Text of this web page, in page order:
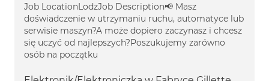
Job LocationLodzJob Description📢 Masz
doświadczenie w utrzymaniu ruchu, automatyce lub
serwisie maszyn?A może dopiero zaczynasz i chcesz
się uczyć od najlepszych?Poszukujemy zarówno
osób na początku